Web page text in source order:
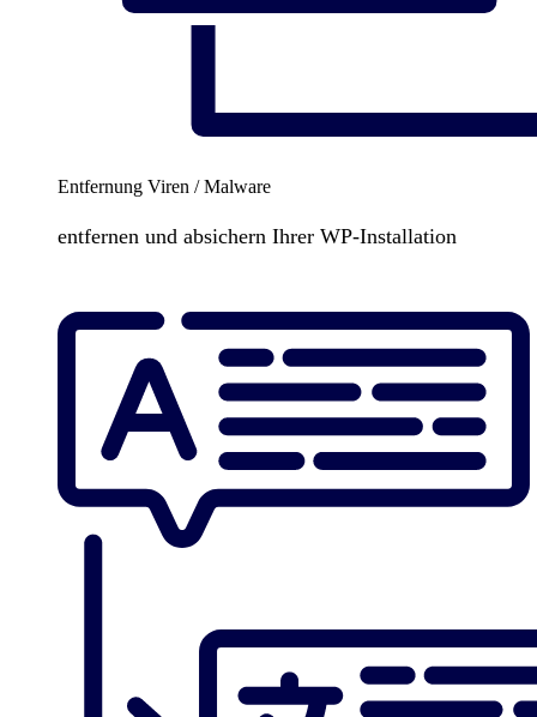
Entfernung Viren / Malware
entfernen und absichern Ihrer WP-Installation